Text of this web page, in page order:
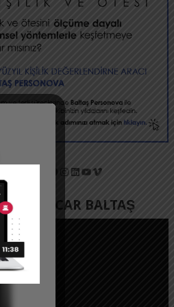
Facebook
Instagram
LinkedIn
YouTube
Vimeo
ACAR BALTAŞ